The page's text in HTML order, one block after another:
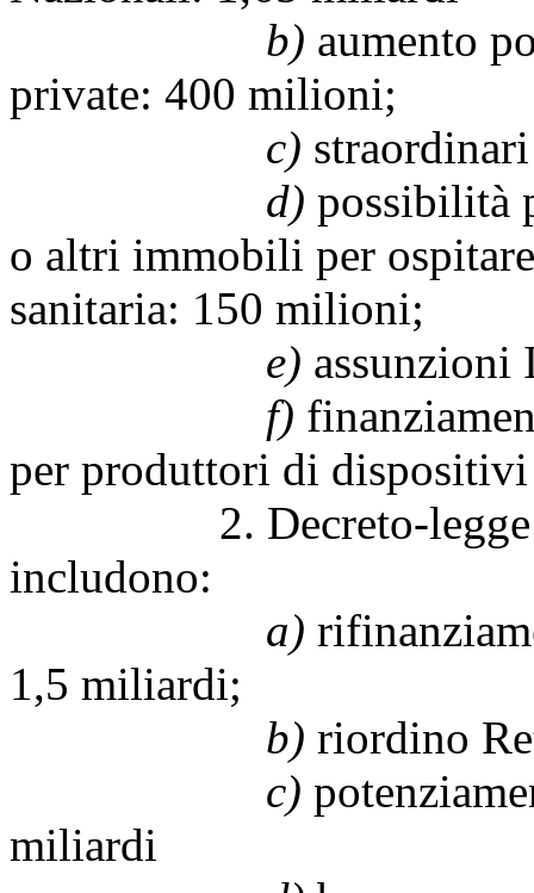
b) aumento
private: 400 milioni;
c)
d) possibilità
o altri immobili per
sanitaria: 150 milioni;
e)
f)
per produttori di
2. Decreto-legge
includono:
a)
1,5 miliardi;
b) riordino
c)
miliardi